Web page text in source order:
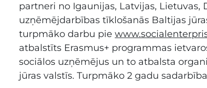
partneri no Igaunijas, Latvijas, Lietuvas,
uzņēmējdarbības tīklošanās Baltijas
turpmāko darbu pie
atbalstīts Erasmus+ programmas
sociālos uzņēmējus un to atbalsta
jūras valstīs. Turpmāko 2 gadu